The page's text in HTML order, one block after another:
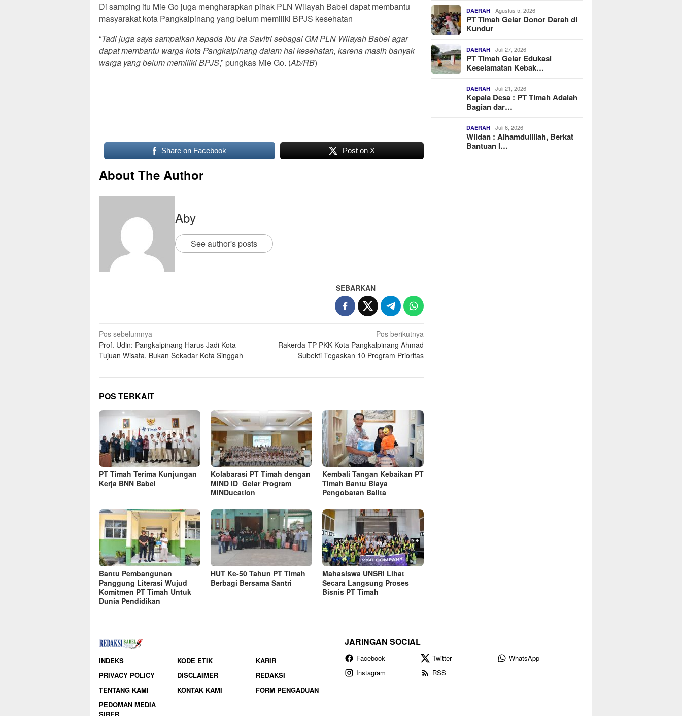
Di samping itu Mie Go juga mengharapkan pihak PLN Wilayah Babel dapat membantu
masyarakat kota Pangkalpinang yang belum memiliki BPJS kesehatan
“Tadi juga saya sampaikan kepada Ibu Ira Savitri sebagai GM PLN Wilayah Babel agar
dapat membantu warga kota Pangkalpinang dalam hal kesehatan, karena masih banyak
warga yang belum memiliki BPJS,” pungkas Mie Go. (Ab/RB)
Share on Facebook Post on X
About The Author
Aby
See author's posts
SEBARKAN
Pos sebelumnya
Prof. Udin: Pangkalpinang Harus Jadi Kota
Tujuan Wisata, Bukan Sekadar Kota Singgah
Pos berikutnya
Rakerda TP PKK Kota Pangkalpinang Ahmad
Subekti Tegaskan 10 Program Prioritas
POS TERKAIT
PT Timah Terima Kunjungan
Kerja BNN Babel
Kolabarasi PT Timah dengan
MIND ID Gelar Program
MINDucation
Kembali Tangan Kebaikan PT
Timah Bantu Biaya
Pengobatan Balita
Bantu Pembangunan
Panggung Literasi Wujud
Komitmen PT Timah Untuk
Dunia Pendidikan
HUT Ke-50 Tahun PT Timah
Berbagi Bersama Santri
Mahasiswa UNSRI Lihat
Secara Langsung Proses
Bisnis PT Timah
DAERAH Agustus 5, 2026
PT Timah Gelar Donor Darah di
Kundur
DAERAH Juli 27, 2026
PT Timah Gelar Edukasi
Keselamatan Kebak…
DAERAH Juli 21, 2026
Kepala Desa : PT Timah Adalah
Bagian dar…
DAERAH Juli 6, 2026
Wildan : Alhamdulillah, Berkat
Bantuan I…
INDEKS KODE ETIK
KARIR
PRIVACY POLICY
DISCLAIMER
REDAKSI
TENTANG KAMI
KONTAK KAMI
FORM PENGADUAN
PEDOMAN MEDIA
JARINGAN SOCIAL
Facebook Twitter
WhatsApp
Instagram
RSS